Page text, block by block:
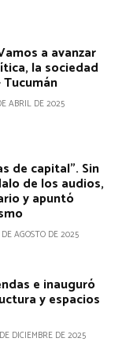
a avanzar
la sociedad
ABRIL DE 2025
de capital". Sin
de los audios,
y apuntó
AGOSTO DE 2025
e inauguró
y espacios
DICIEMBRE DE 2025